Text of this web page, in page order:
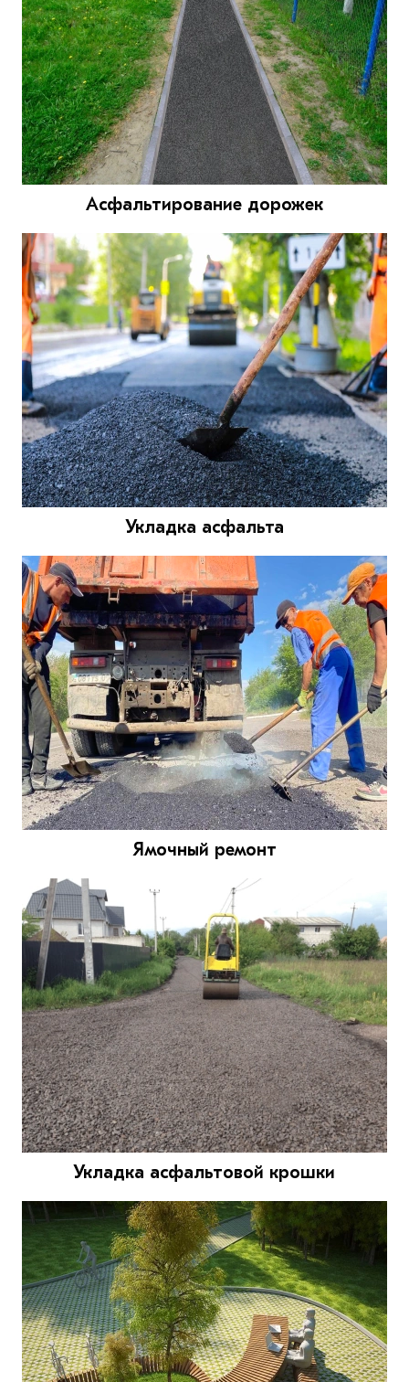
Асфальтирование дорожек
Укладка асфальта
Ямочный ремонт
Укладка асфальтовой крошки